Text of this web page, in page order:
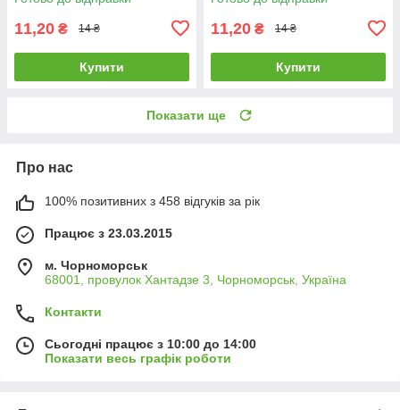
11,20 ₴ 14 ₴
Купити
11,20 ₴ 14 ₴
Купити
Показати ще
Про нас
100% позитивних з 458 відгуків за рік
Працює з 23.03.2015
м. Чорноморськ
68001, провулок Хантадзе 3, Чорноморськ, Україна
Контакти
Сьогодні працює з 10:00 до 14:00
Показати весь графік роботи